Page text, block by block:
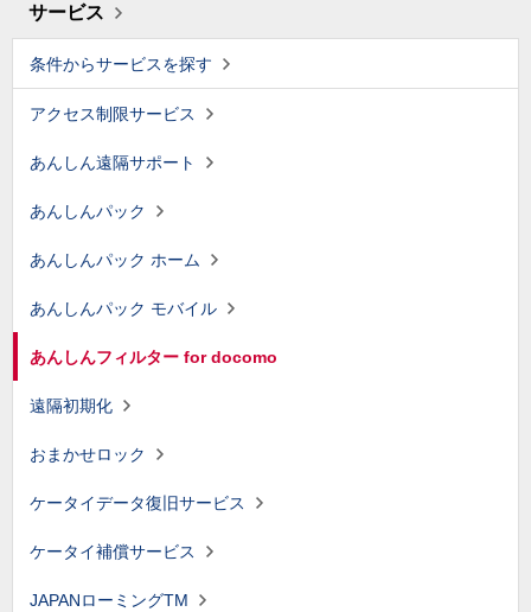
サービス
条件からサービスを探す
アクセス制限サービス
あんしん遠隔サポート
あんしんパック
あんしんパック ホーム
あんしんパック モバイル
あんしんフィルター for docomo
遠隔初期化
おまかせロック
ケータイデータ復旧サービス
ケータイ補償サービス
JAPANローミングTM